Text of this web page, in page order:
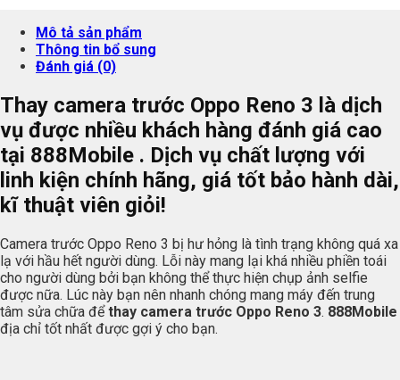
Mô tả sản phẩm
Thông tin bổ sung
Đánh giá (0)
Thay camera trước Oppo Reno 3 là dịch
vụ được nhiều khách hàng đánh giá cao
tại 888Mobile . Dịch vụ chất lượng với
linh kiện chính hãng, giá tốt bảo hành dài,
kĩ thuật viên giỏi!
Camera trước Oppo Reno 3 bị hư hỏng là tình trạng không quá xa
lạ với hầu hết người dùng. Lỗi này mang lại khá nhiều phiền toái
cho người dùng bởi bạn không thể thực hiện chụp ảnh selfie
được nữa. Lúc này bạn nên nhanh chóng mang máy đến trung
tâm sửa chữa đểthay camera trước Oppo Reno 3. 888Mobile
địa chỉ tốt nhất được gợi ý cho bạn.